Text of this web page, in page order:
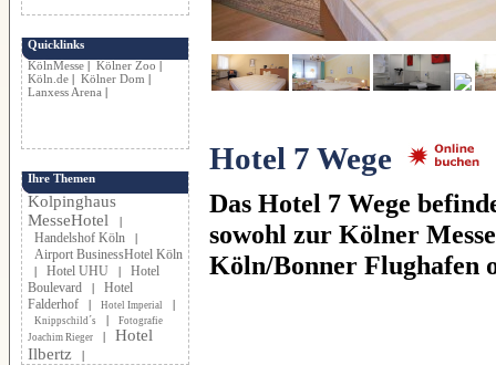
Quicklinks
KölnMesse
Kölner Zoo
Köln.de
Kölner Dom
Lanxess Arena
Ihre Themen
Kolpinghaus
MesseHotel
Handelshof Köln
Airport BusinessHotel Köln
Hotel UHU
Hotel
Boulevard
Hotel
Falderhof
Hotel Imperial
Knippschild´s
Fotografie
Joachim Rieger
Hotel
Ilbertz
Hotel 7 Wege
Das Hotel 7 Wege
sowohl zur Kölner
Köln/Bonner Flughafen